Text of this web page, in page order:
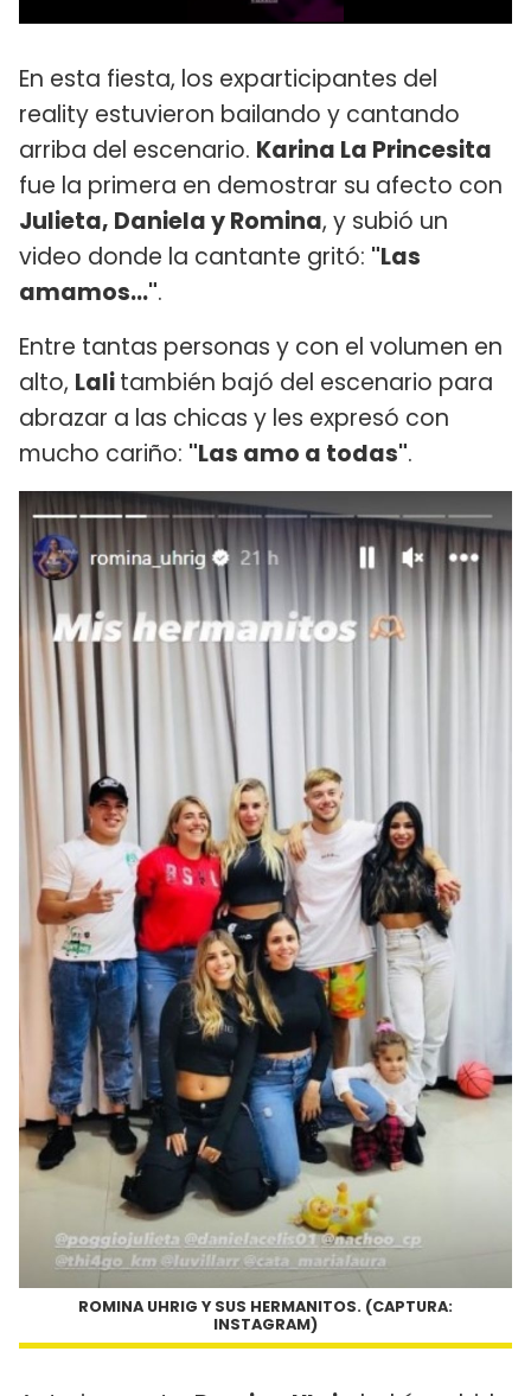
En esta fiesta, los exparticipantes del
reality estuvieron bailando y cantando
arriba del escenario. Karina La Princesita
fue la primera en demostrar su afecto con
Julieta, Daniela y Romina, y subió un
video donde la cantante gritó: "Las
amamos...".
Entre tantas personas y con el volumen en
alto, Lalitambién bajó del escenario para
abrazar a las chicas y les expresó con
mucho cariño: "Las amo a todas".
ROMINA UHRIG Y SUS HERMANITOS. (CAPTURA:
INSTAGRAM)